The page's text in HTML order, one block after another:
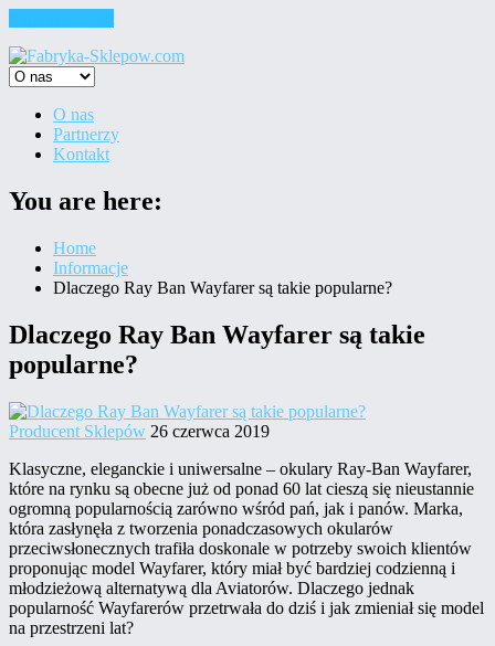
O nas
Partnerzy
Kontakt
You are here:
Home
Informacje
Dlaczego Ray Ban Wayfarer są takie popularne?
Dlaczego Ray Ban Wayfarer są takie
popularne?
Producent Sklepów 26 czerwca 2019
Klasyczne, eleganckie i uniwersalne – okulary Ray-Ban Wayfarer,
które na rynku są obecne już od ponad 60 lat cieszą się nieustannie
ogromną popularnością zarówno wśród pań, jak i panów. Marka,
która zasłynęła z tworzenia ponadczasowych okularów
przeciwsłonecznych trafiła doskonale w potrzeby swoich klientów
proponując model Wayfarer, który miał być bardziej codzienną i
młodzieżową alternatywą dla Aviatorów. Dlaczego jednak
popularność Wayfarerów przetrwała do dziś i jak zmieniał się model
na przestrzeni lat?